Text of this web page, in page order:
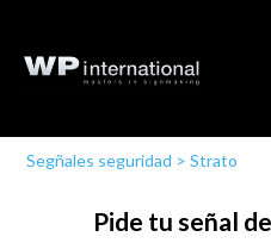
Segñales seguridad >Strato
Pide tu señal